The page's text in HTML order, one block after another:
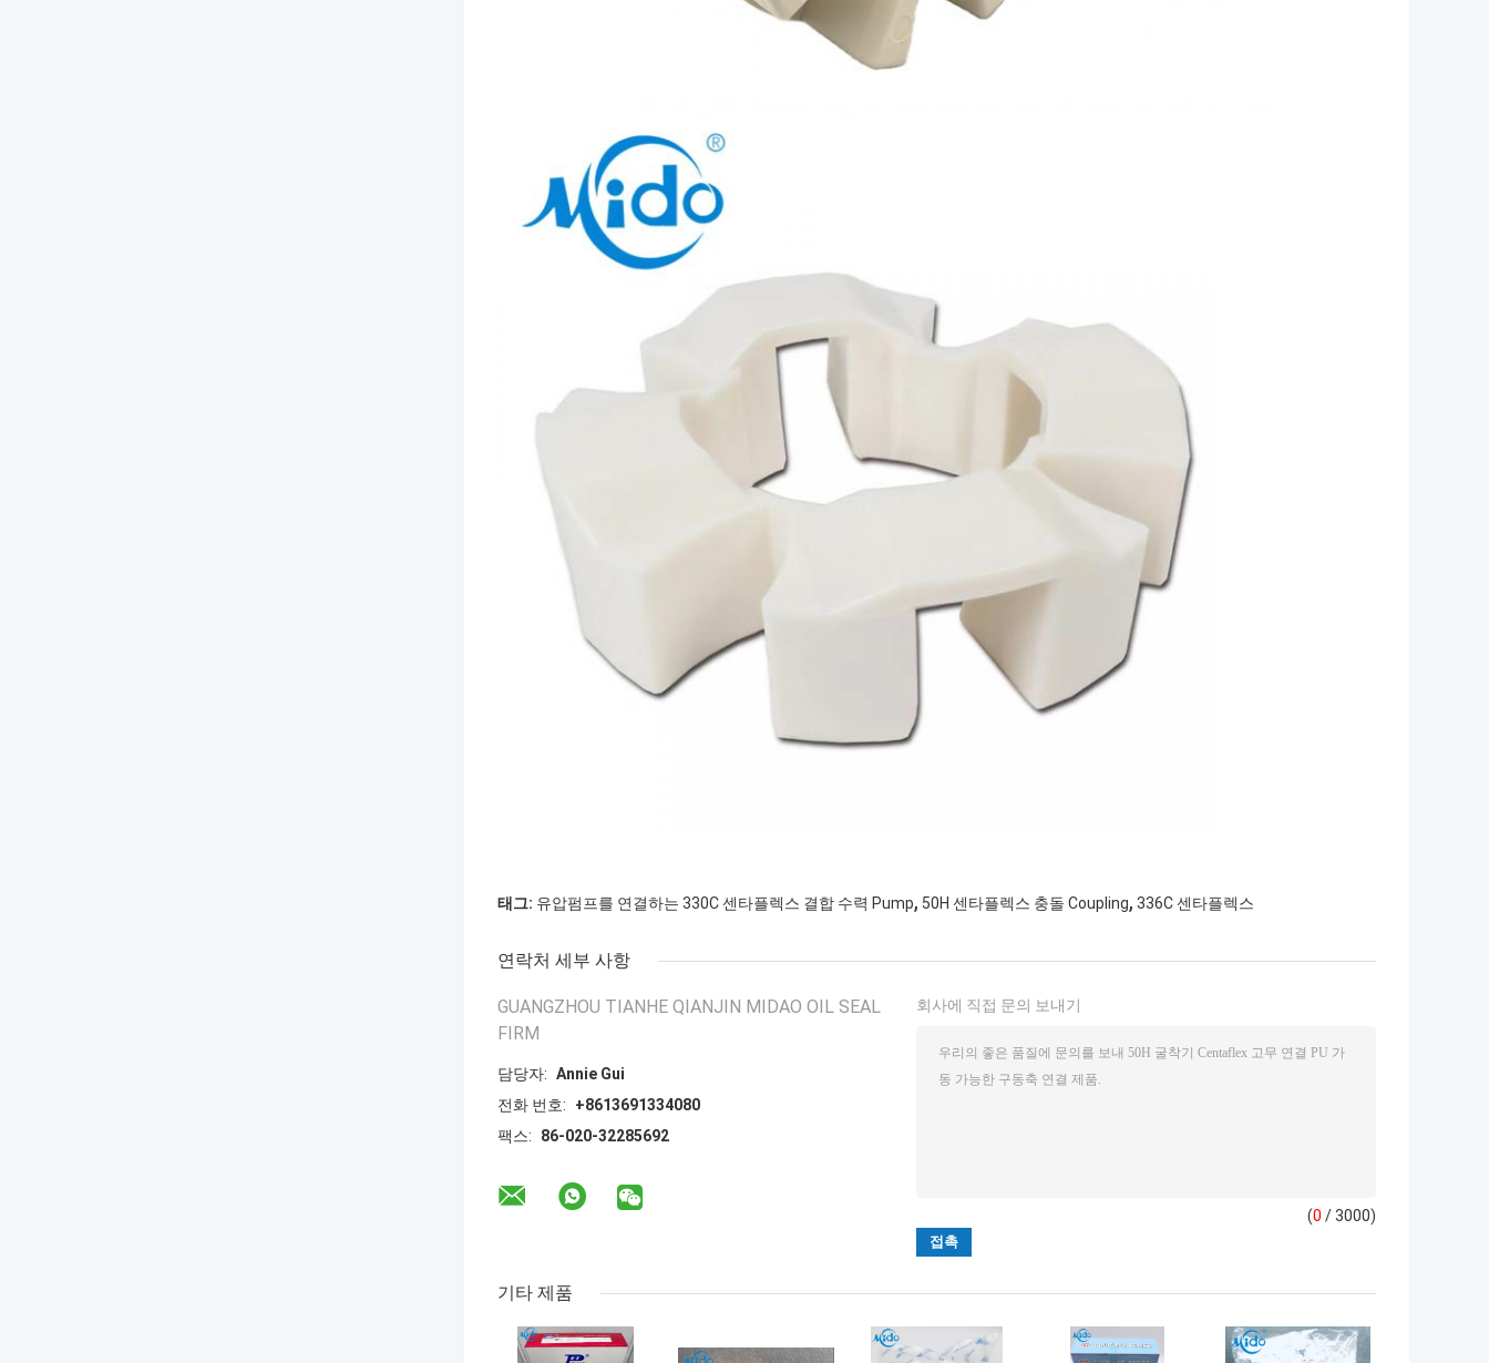
태그: 유압펌프를 연결하는 330C 센타플렉스 결합 수력 Pump, 50H 센타플렉스 충돌 Coupling, 336C 센타플렉스
연락처 세부 사항
GUANGZHOU TIANHE QIANJIN MIDAO OIL SEAL
FIRM
담당자: Annie Gui
전화 번호:
+8613691334080
팩스:
86-020-32285692
회사에 직접 문의 보내기
(0 / 3000)
기타 제품